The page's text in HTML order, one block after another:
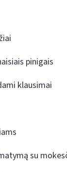
pinigais
klausimai
su